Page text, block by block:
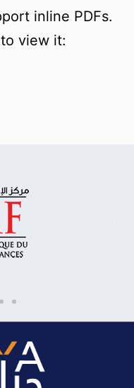
inline PDFs.
view it: